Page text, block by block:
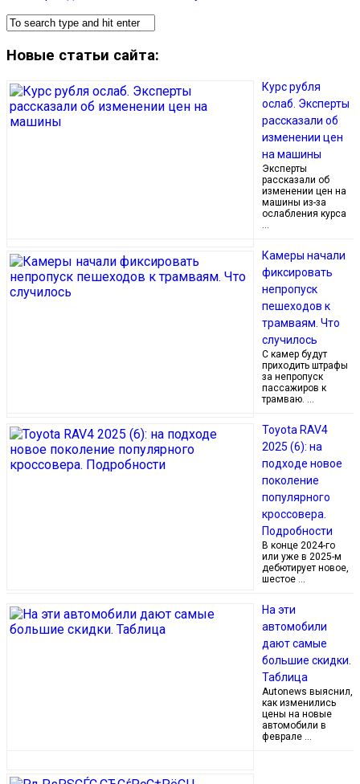
Новые статьи сайта:
Курс рубля
ослаб. Эксперты
рассказали об
изменении цен
на машины
Эксперты
рассказали об
изменении цен на
машины из-за
ослабления курса
…
Камеры начали
фиксировать
непропуск
пешеходов к
трамваям. Что
случилось
С камер будут
приходить штрафы
за непропуск
пассажиров к
трамваю. …
Toyota RAV4
2025 (6): на
подходе новое
поколение
популярного
кроссовера.
Подробности
В конце 2024-го
или уже в 2025-м
дебютирует новое,
шестое …
На эти
автомобили
дают самые
большие скидки.
Таблица
Autonews выяснил,
как изменились
цены на новые
автомобили в
феврале …